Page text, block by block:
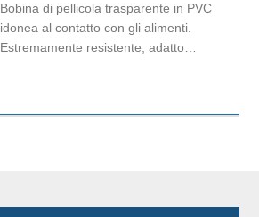
Bobina di pellicola trasparente in PVC
idonea al contatto con gli alimenti.
Estremamente resistente, adatto